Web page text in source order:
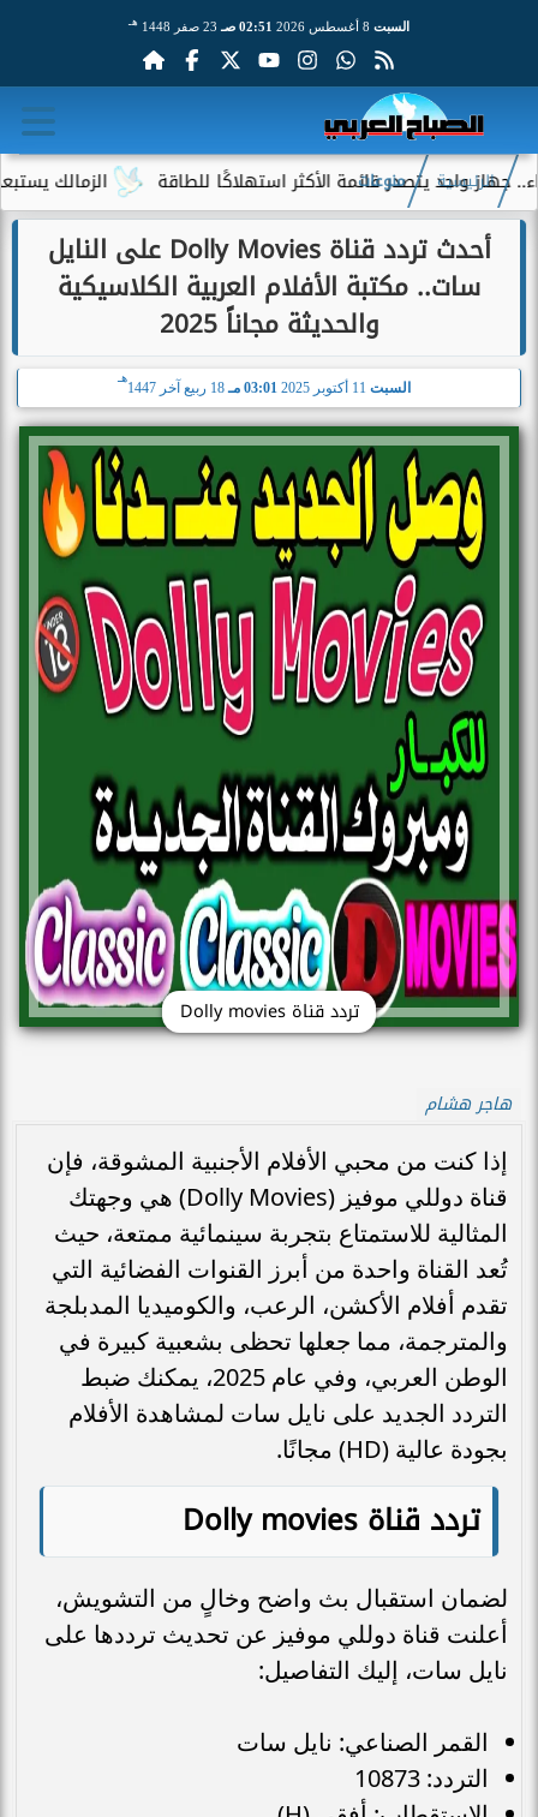
السبت 02:51 صـ 23 صفر 1448 هـ
الزمالك يستبعد 4 لاعبين شباب من حساباته في الموسم الجديد واحد يتصدر قائمة الأكثر استهلاكًا للطاقة
الرئيسية منوعات
أحدث تردد قناة Dolly Movies على النايل
سات.. مكتبة الأفلام العربية الكلاسيكية
والحديثة مجاناً 2025
السبت 03:01 مـ 18 ربيع آخر 1447
هـ
تردد قناة Dolly movies
هاجر هشام
إذا كنت من محبي الأفلام الأجنبية المشوقة، فإن
قناة دوللي موفيز (Dolly Movies) هي وجهتك
المثالية للاستمتاع بتجربة سينمائية ممتعة، حيث
تُعد القناة واحدة من أبرز القنوات الفضائية التي
تقدم أفلام الأكشن، الرعب، والكوميديا المدبلجة
والمترجمة، مما جعلها تحظى بشعبية كبيرة في
الوطن العربي، وفي عام 2025، يمكنك ضبط
التردد الجديد على نايل سات لمشاهدة الأفلام
بجودة عالية (HD) مجانًا.
تردد قناة Dolly movies
لضمان استقبال بث واضح وخالٍ من التشويش،
أعلنت قناة دوللي موفيز عن تحديث ترددها على
نايل سات، إليك التفاصيل:
القمر الصناعي: نايل سات
التردد: 10873